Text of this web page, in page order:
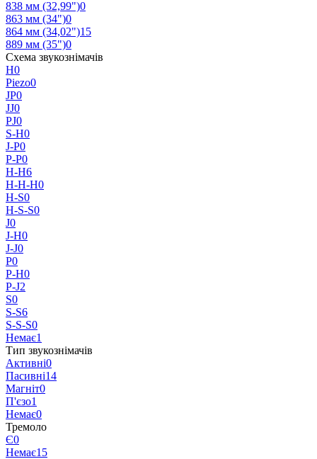
838 мм (32,99")0
863 мм (34")0
864 мм (34,02")15
889 мм (35")0
Схема звукознімачів
H0
Piezo0
JP0
JJ0
PJ0
S-H0
J-P0
P-P0
H-H6
H-H-H0
H-S0
H-S-S0
J0
J-H0
J-J0
P0
P-H0
P-J2
S0
S-S6
S-S-S0
Немає1
Тип звукознімачів
Активні0
Пасивні14
Магніт0
П'єзо1
Немає0
Тремоло
Є0
Немає15